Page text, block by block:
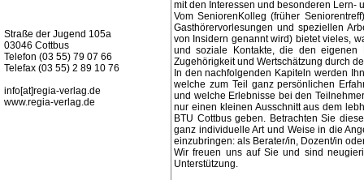
Straße der Jugend 105a
03046 Cottbus
Telefon (03 55) 79 07 66
Telefax (03 55) 2 89 10 76
info[at]regia-verlag.de
www.regia-verlag.de
mit den Interessen und besonderen
Vom SeniorenKolleg (früher
Gasthörervorlesungen und speziellen
von Insidern genannt wird) bietet vieles,
und soziale Kontakte, die den
Zugehörigkeit und Wertschätzung durch
In den nachfolgenden Kapiteln werden
welche zum Teil ganz persönlichen
und welche Erlebnisse bei den
nur einen kleinen Ausschnitt aus dem
BTU Cottbus geben. Betrachten Sie
ganz individuelle Art und Weise in die
einzubringen: als Berater/in, Dozent/in
Wir freuen uns auf Sie und sind
Unterstützung.